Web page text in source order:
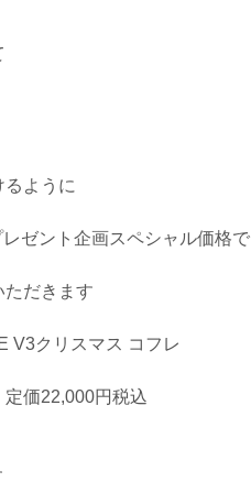
ように
ゼント企画スペシャル価格で
ただきます
V3クリスマス コフレ
価22,000円税込